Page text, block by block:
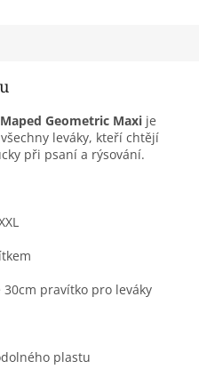
Geometric Maxi je
leváky, kteří chtějí
při psaní a rýsování.
pravítko pro leváky
plastu